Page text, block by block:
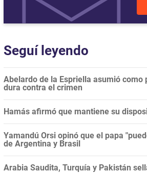
Seguí leyendo
Abelardo de la Espriella asumió
dura contra el crimen
Hamás afirmó que mantiene su
Yamandú Orsi opinó que el papa
de Argentina y Brasil
Arabia Saudita, Turquía y Pakistán